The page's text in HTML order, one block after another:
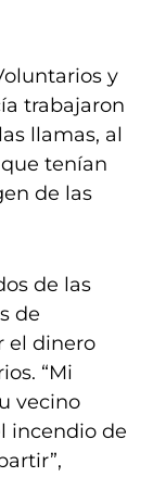
y
trabajaron
llamas, al
tenían
de las
de las
de
el dinero
“Mi
vecino
incendio de